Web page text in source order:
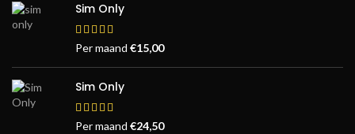
Sim Only
Per maand €15,00
Sim Only
Per maand €24,50